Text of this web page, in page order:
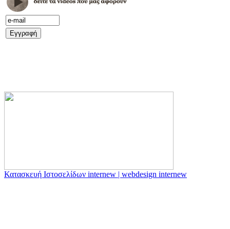
Κατασκευή Ιστοσελίδων internew | webdesign internew